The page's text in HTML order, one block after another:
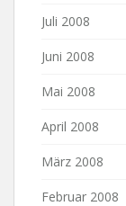
Juli 2008
Juni 2008
Mai 2008
April 2008
März 2008
Februar 2008